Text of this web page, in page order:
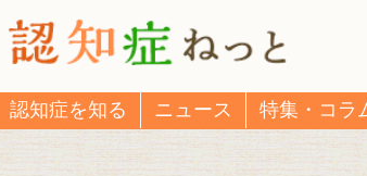
認知症を知る ニュース 特集・コラ